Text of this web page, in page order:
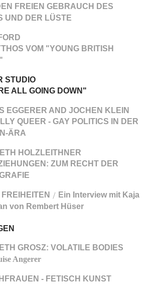
FREIEN GEBRAUCH DES
UND DER LÜSTE
VOM "YOUNG BRITISH
STUDIO
ALL GOING DOWN"
EGGERER AND JOCHEN KLEIN
QUEER - GAY POLITICS IN DER
ÄRA
HOLZLEITHNER
ZUM RECHT DER
/ Ein Interview mit Kaja
von Rembert Hüser
GROSZ: VOLATILE BODIES
Angerer
- FETISCH KUNST